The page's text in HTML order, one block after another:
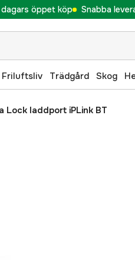
öppet köp Snabba
Friluftsliv Trädgård Skog
Lock laddport iPLink BT